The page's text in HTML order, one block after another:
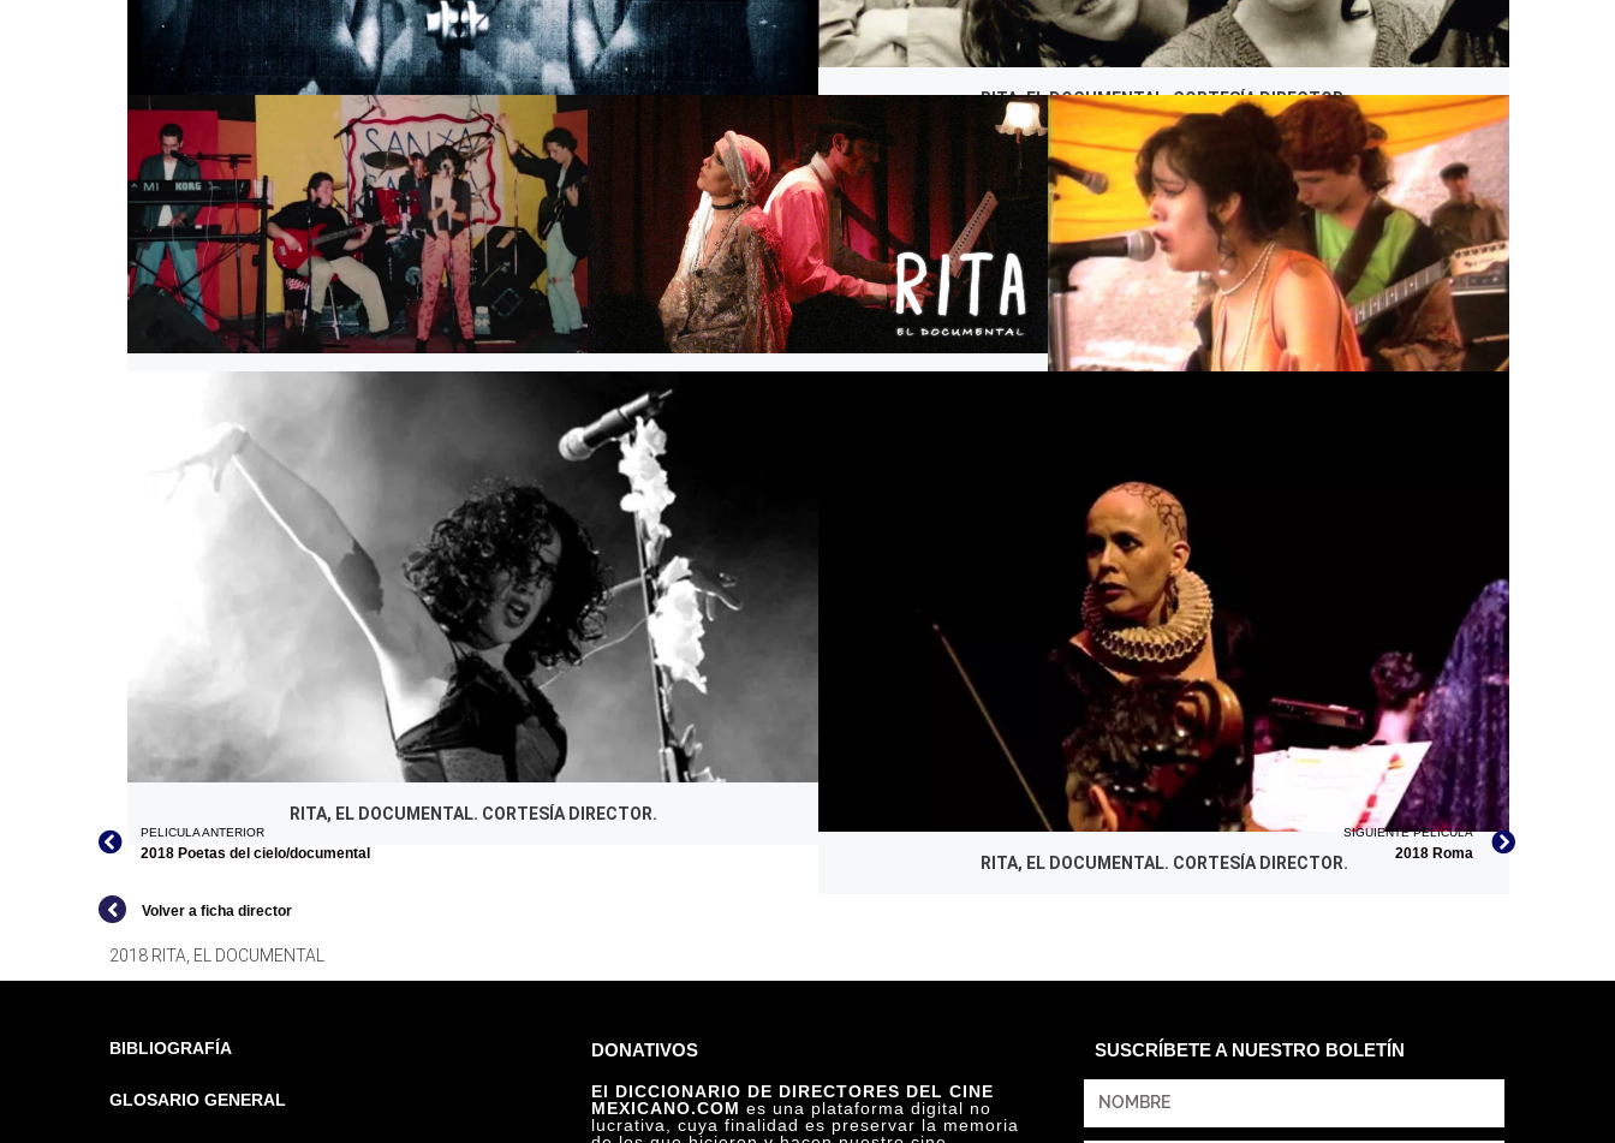
RITA, EL DOCUMENTAL. CORTESÍA DIRECTOR.
RITA, EL DOCUMENTAL. CORTESÍA DIRECTOR.
RITA, EL DOCUMENTAL. CORTESÍA DIRECTOR.
RITA, EL DOCUMENTAL. CORTESÍA DIRECTOR.
RITA, EL DOCUMENTAL. CORTESÍA DIRECTOR.
PELICULA ANTERIOR
2018 Poetas del cielo/documental
SIGUIENTE PELÍCULA
2018 Roma
Volver a ficha director
2018 RITA, EL DOCUMENTAL
BIBLIOGRAFÍA
GLOSARIO GENERAL
DONATIVOS
El DICCIONARIO DE DIRECTORES DEL CINE
MEXICANO.COM es una plataforma digital no
lucrativa, cuya finalidad es preservar la memoria
SUSCRÍBETE A NUESTRO BOLETÍN